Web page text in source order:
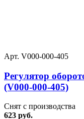
Арт. V000-000-405
Регулятор
(V000-000-405)
Снят с производства
623 руб.